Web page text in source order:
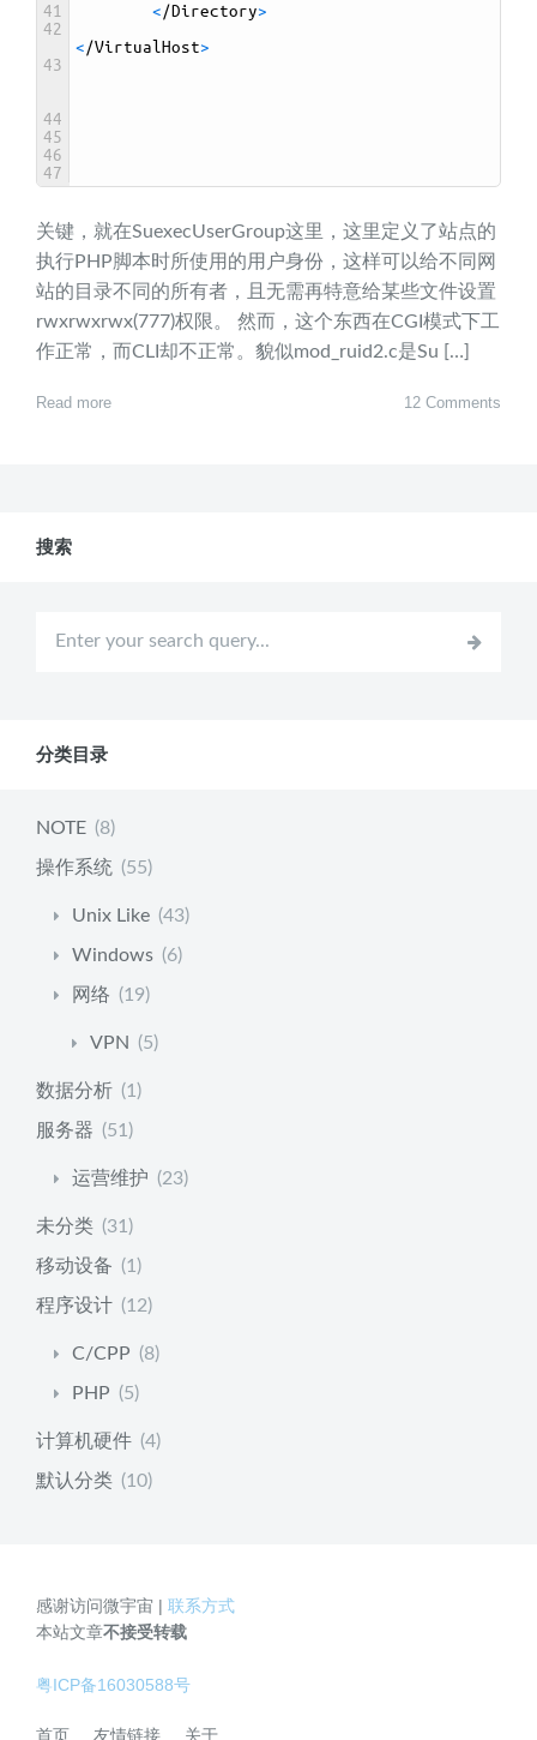
41
42
43
44
45
46
47
< /Directory>
< /VirtualHost>
关键，就在SuexecUserGroup这里，这里定义了站点的
执行PHP脚本时所使用的用户身份，这样可以给不同网
站的目录不同的所有者，且无需再特意给某些文件设置
rwxrwxrwx(777)权限。 然而，这个东西在CGI模式下工
作正常，而CLI却不正常。貌似mod_ruid2.c是Su […]
Read more 12 Comments
搜索
分类目录
NOTE (8)
操作系统 (55)
Unix Like (43)
Windows (6)
网络 (19)
VPN (5)
数据分析 (1)
服务器 (51)
运营维护 (23)
未分类 (31)
移动设备 (1)
程序设计 (12)
C/CPP (8)
PHP (5)
计算机硬件 (4)
默认分类 (10)
感谢访问微宇宙 | 联系方式
本站文章不接受转载
粤ICP备16030588号
首页 友情链接 关于